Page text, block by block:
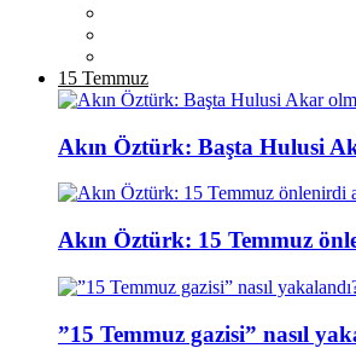
15 Temmuz
Akın Öztürk: Başta Hulusi
Akın Öztürk: 15 Temmuz
”15 Temmuz gazisi” nasıl